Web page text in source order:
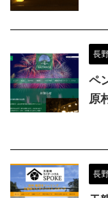
長
ペ
原
長